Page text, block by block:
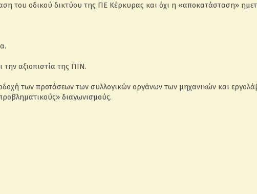
του οδικού δικτύου της ΠΕ Κέρκυρας και όχι η «αποκατάσταση»
αξιοπιστία της ΠΙΝ.
των προτάσεων των συλλογικών οργάνων των μηχανικών και
διαγωνισμούς.